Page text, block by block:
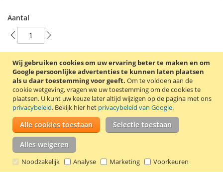
Wij gebruiken cookies om uw ervaring beter te maken en om
Google persoonlijke advertenties te kunnen laten plaatsen
als u daar toestemming voor geeft. Om te voldoen aan de
cookie wetgeving, vragen we uw toestemming om de cookies te
plaatsen. U kunt uw keuze later altijd wijzigen op de pagina met ons
privacybeleid. Bekijk hier het privacybeleid van Google.
Alle cookies toestaan Selectie toestaan
Alles weigeren
Noodzakelijk Analyse Marketing Voorkeuren
Aantal
In Winkelwagen
VOEG TOE AAN VERLANGLIJST
TOEVOEGEN OM TE VERGELIJKEN
Stijlvolle 360° draaibare tablethoes voor de Samsung Galaxy
Tab 4 8.0 tablet. Kleur: rood.